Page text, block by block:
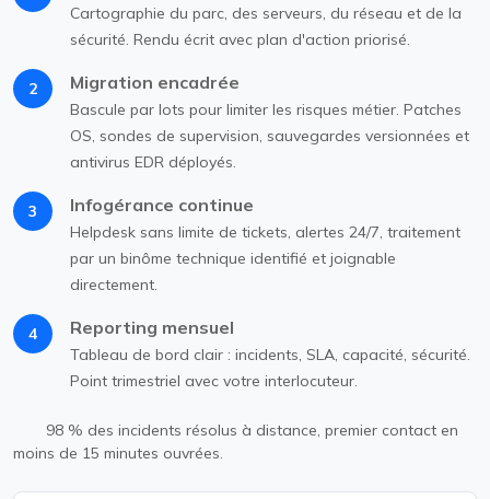
Cartographie du parc, des serveurs, du réseau et de la
sécurité. Rendu écrit avec plan d'action priorisé.
2 Migration encadrée
Bascule par lots pour limiter les risques métier. Patches
OS, sondes de supervision, sauvegardes versionnées et
antivirus EDR déployés.
3 Infogérance continue
Helpdesk sans limite de tickets, alertes 24/7, traitement
par un binôme technique identifié et joignable
directement.
4 Reporting mensuel
Tableau de bord clair : incidents, SLA, capacité, sécurité.
Point trimestriel avec votre interlocuteur.
98 % des incidents résolus à distance, premier contact en
moins de 15 minutes ouvrées.